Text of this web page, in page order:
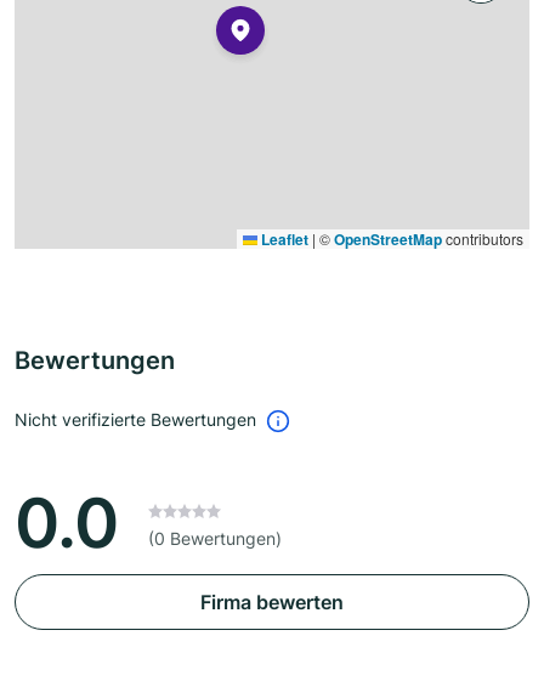
Leaflet | ©OpenStreetMapcontributors
Bewertungen
Nicht verifizierte Bewertungen
0.0 (0 Bewertungen)
Firma bewerten